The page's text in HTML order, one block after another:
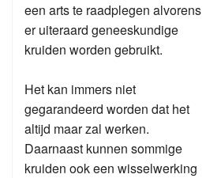
een arts te raadplegen alvorens
er uiteraard geneeskundige
kruiden worden gebruikt.
Het kan immers niet
gegarandeerd worden dat het
altijd maar zal werken.
Daarnaast kunnen sommige
kruiden ook een wisselwerking